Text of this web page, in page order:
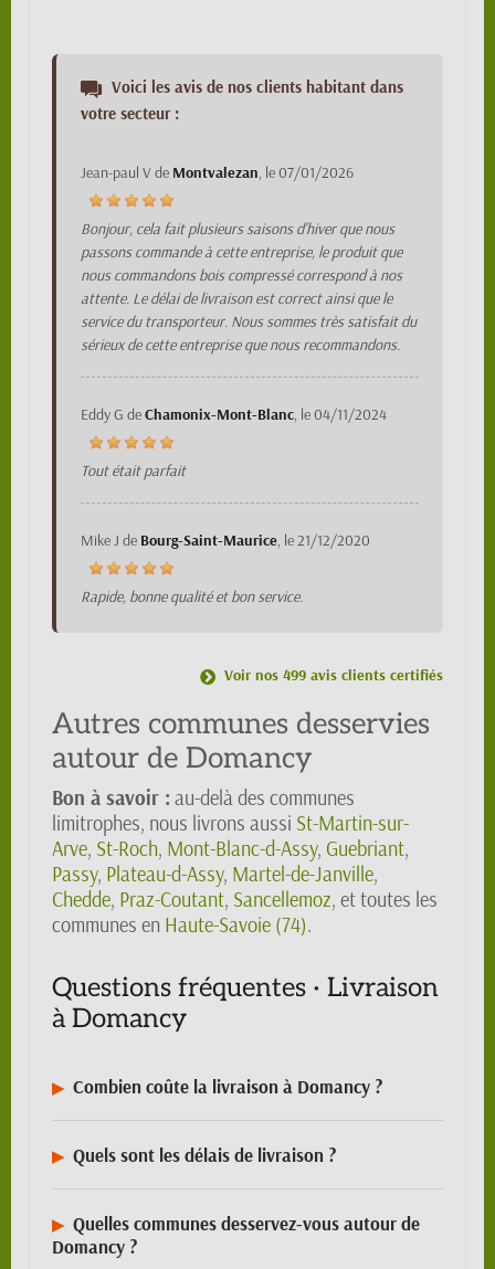
Voici les avis de nos clients habitant dans
votre secteur :
Jean-paul Vde Montvalezan, le07/01/2026
Bonjour, cela fait plusieurs saisons d'hiver que nous
passons commande à cette entreprise, le produit que
nous commandons bois compressé correspond à nos
attente. Le délai de livraison est correct ainsi que le
service du transporteur. Nous sommes très satisfait du
sérieux de cette entreprise que nous recommandons.
Eddy G deChamonix-Mont-Blanc, le04/11/2024
Tout était parfait
Mike J de Bourg-Saint-Maurice, le21/12/2020
Rapide, bonne qualité et bon service.
Voir nos 499 avis clients certifiés
Autres communes desservies
autour de Domancy
Bon à savoir : au-delà des communes
limitrophes, nous livrons aussi St-Martin-sur-
Arve, St-Roch, Mont-Blanc-d-Assy, Guebriant,
Passy, Plateau-d-Assy, Martel-de-Janville,
Chedde, Praz-Coutant, Sancellemoz, et toutes les
communes en Haute-Savoie (74).
Questions fréquentes · Livraison
à Domancy
Combien coûte la livraison à Domancy ?
Quels sont les délais de livraison ?
Quelles communes desservez-vous autour de
Domancy ?